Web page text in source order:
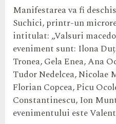
Manifestarea va fi
Suchici, printr-un
intitulat: „Valsuri
eveniment sunt: Ilona
Tronea, Gela Enea, Ana
Tudor Nedelcea, Nicolae
Florian Copcea, Picu
Constantinescu, Ion
evenimentului este